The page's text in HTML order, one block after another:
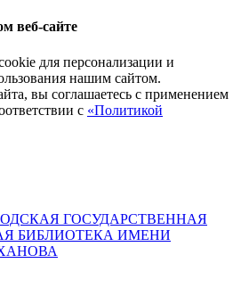
веб-сайте
для персонализации и
нашим сайтом.
вы соглашаетесь с применением
с «Политикой
ГОСУДАРСТВЕННАЯ
БИБЛИОТЕКА ИМЕНИ